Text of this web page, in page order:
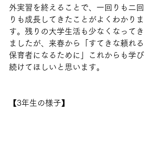
外実習を終えることで、一回りも二回
りも成長してきたことがよくわかりま
す。残りの大学生活も少なくなってき
ましたが、来春から「すてきな頼れる
保育者になるために」これからも学び
続けてほしいと思います。
【3年生の様子】